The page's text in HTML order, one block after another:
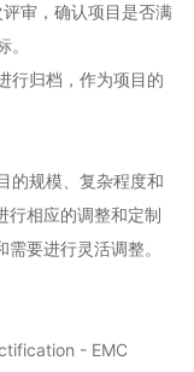
审，确认项目是否满
行归档，作为项目的
的规模、复杂程度和
行相应的调整和定制
要进行灵活调整。
- EMC